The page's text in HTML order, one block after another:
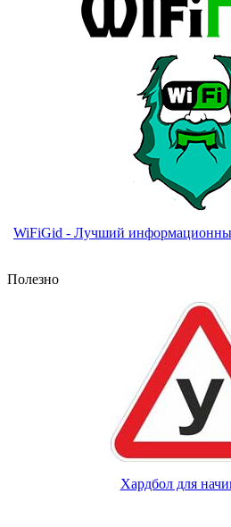
WiFiGid - Лучший
Полезно
Хардбол для